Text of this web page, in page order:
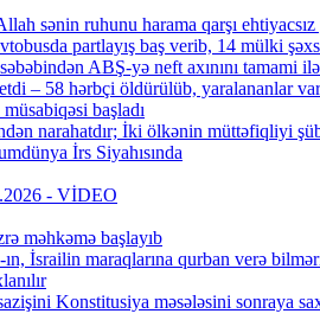
sənin ruhunu harama qarşı
partlayış baş verib, 14 mülki
ABŞ-yə neft axınını tamami ilə
– 58 hərbçi öldürülüb, yaralananlar var
başladı
narahatdır; İki ölkənin müttəfiqliyi
İrs Siyahısında
- VİDEO
məhkəmə başlayıb
İsrailin maraqlarına qurban verə
Konstitusiya məsələsini sonraya